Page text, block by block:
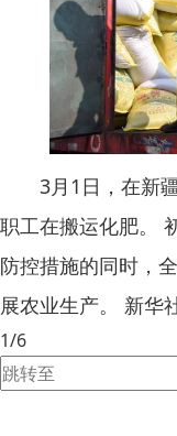
3月1日，在新疆
职工在搬运化肥。
防控措施的同时，
展农业生产。 新华
1/6